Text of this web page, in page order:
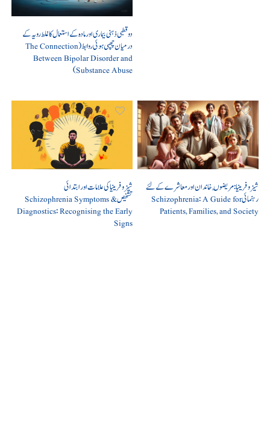
دو قطبی ذہنی بیماری اور مادہ کے استعمال کا غلط رویہ کے
درمیان چھپی ہوئی روابط (The Connection
Between Bipolar Disorder and
Substance Abuse)
شیزوفرینیا: مریضوں, خاندان اور معاشرے کے لئے
رہنمائی Schizophrenia: A Guide for
Patients, Families, and Society
شیزوفرینیا کی علامات اور ابتدائی
تشخیص Schizophrenia Symptoms &
Diagnostics: Recognising the Early
Signs